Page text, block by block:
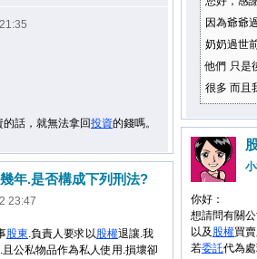
因為爺爺
奶奶過世
他們 只是
很多 而且
的話，就無法拿回投資的錢嗎。
你好：
想請問有關
以及 股權買
若委託代為
年.是否構成下列刑法?
23:47
股東.負責人要求以股權退讓.我
公私物品作為私人使用.損壞卻